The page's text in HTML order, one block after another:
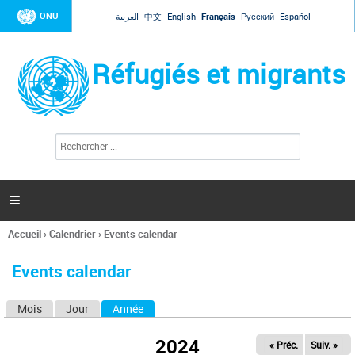
Jump to navigation
ONU العربية 中文 English Français Русский Español
Réfugiés et migrants
l
c
h
e

Vous
ici
Accueil›Calendrier› Events calendar
Events calendar
Mois Jour Année
2024 « Préc. Suiv. »